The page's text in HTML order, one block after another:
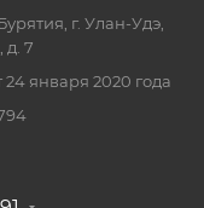
г. Улан-Удэ,
д. 7
января 2020 года